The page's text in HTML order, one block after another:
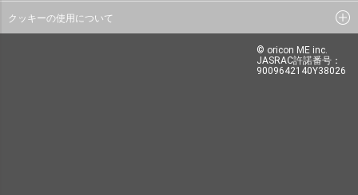
クッキーの使用について
© oricon ME inc.
JASRAC許諾番号：
9009642140Y38026